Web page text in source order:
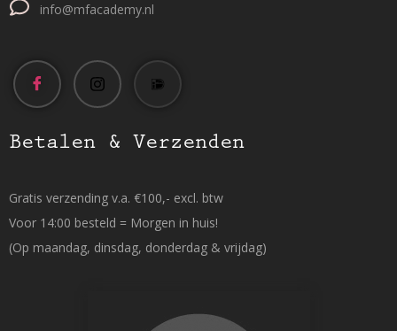
info@mfacademy.nl
Betalen & Verzenden
Gratis verzending v.a. €100,- excl. btw
Voor 14:00 besteld = Morgen in huis!
(Op maandag, dinsdag, donderdag & vrijdag)